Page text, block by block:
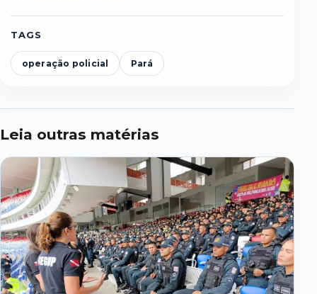
TAGS
operação policial Pará
Leia outras matérias